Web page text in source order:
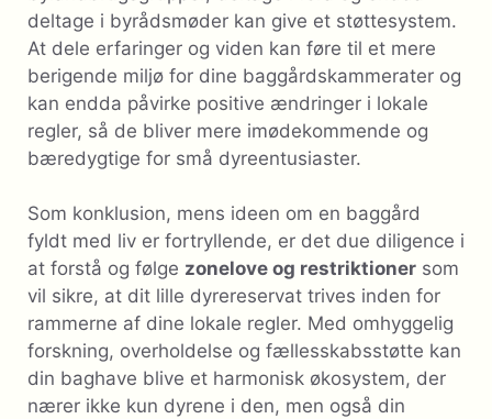
deltage i byrådsmøder kan give et støttesystem.
At dele erfaringer og viden kan føre til et mere
berigende miljø for dine baggårdskammerater og
kan endda påvirke positive ændringer i lokale
regler, så de bliver mere imødekommende og
bæredygtige for små dyreentusiaster.
Som konklusion, mens ideen om en baggård
fyldt med liv er fortryllende, er det due diligence i
at forstå og følge zonelove og restriktioner som
vil sikre, at dit lille dyrereservat trives inden for
rammerne af dine lokale regler. Med omhyggelig
forskning, overholdelse og fællesskabsstøtte kan
din baghave blive et harmonisk økosystem, der
nærer ikke kun dyrene i den, men også din